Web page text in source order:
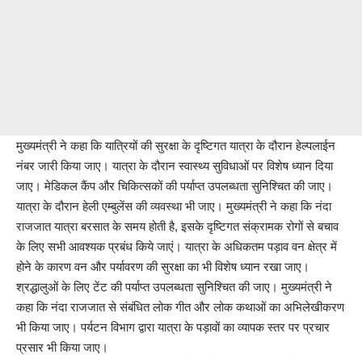
मुख्यमंत्री ने कहा कि यात्रियों की सुरक्षा के दृष्टिगत यात्रा के दौरान हेल्पलाईन
नंबर जारी किया जाए। यात्रा के दौरान स्वास्थ्य सुविधाओं पर विशेष ध्यान दिया
जाए। मेडिकल कैंप और चिकित्सकों की पर्याप्त उपलब्धता सुनिश्चित की जाए।
यात्रा के दौरान हेली एम्बुलेंस की व्यवस्था भी जाए। मुख्यमंत्री ने कहा कि नंदा
राजजात यात्रा बरसात के समय होती है, इसके दृष्टिगत संक्रामक रोगों से बचाव
के लिए सभी आवश्यक प्रबंध किये जाएं। यात्रा के अधिकतम पड़ाव वन क्षेत्र में
होने के कारण वन और पर्यावरण की सुरक्षा का भी विशेष ध्यान रखा जाए।
श्रद्धालुओं के लिए टेंट की पर्याप्त उपलब्धता सुनिश्चित की जाए। मुख्यमंत्री ने
कहा कि नंदा राजजात से संबंधित लोक गीत और लोक कथाओं का अभिलेखीकरण
भी किया जाए। पर्यटन विभाग द्वारा यात्रा के पड़ावों का व्यापक स्तर पर प्रचार
प्रसार भी किया जाए।